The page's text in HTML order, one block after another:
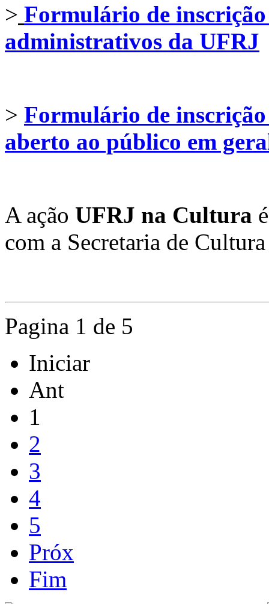
> Formulário de inscrição
administrativos da UFRJ
> Formulário de
aberto ao público em
A ação UFRJ na Cultura
com a Secretaria de
Pagina 1 de 5
Iniciar
Ant
1
2
3
4
5
Próx
Fim